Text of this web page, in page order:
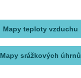
Mapy teploty vzduchu
Mapy srážkových úhrnů